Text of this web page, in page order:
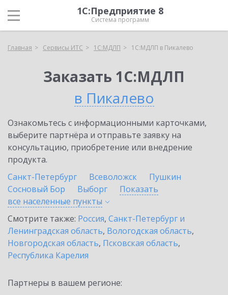
1С:Предприятие 8
Система программ
Главная Сервисы ИТС 1С:МДЛП 1С:МДЛП в Пикалево
Заказать 1С:МДЛП
в Пикалево
Ознакомьтесь с информационными карточками,
выберите партнёра и отправьте заявку на
консультацию, приобретение или внедрение
продукта.
Санкт-Петербург
Всеволожск
Пушкин
Сосновый Бор
Выборг
Показать
все населенные пункты
Смотрите также: Россия, Санкт-Петербург и
Ленинградская область, Вологодская область,
Новгородская область, Псковская область,
Республика Карелия
Партнеры в вашем регионе: